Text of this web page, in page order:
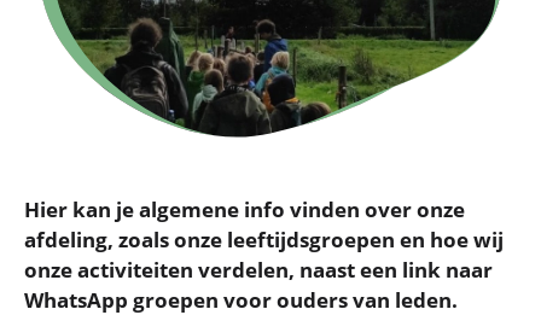
Hier kan je algemene info vinden over onze
afdeling, zoals onze leeftijdsgroepen en hoe wij
onze activiteiten verdelen, naast een link naar
WhatsApp groepen voor ouders van leden.